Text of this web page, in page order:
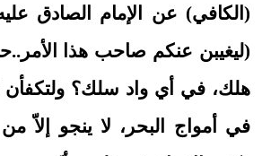
(الكافي) عن الإمام الصادق
(ليغيبن عنكم صاحب هذا
هلك، في أي واد سلك؟ ولتكفأن
في أمواج البحر، لا ينجو إلاّ من